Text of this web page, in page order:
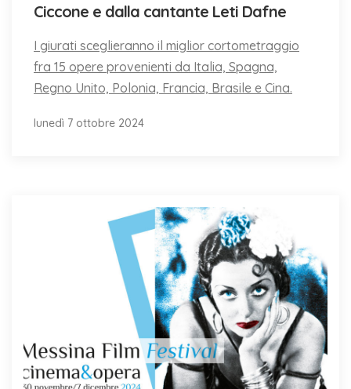
Ciccone e dalla cantante Leti Dafne
I giurati sceglieranno il miglior cortometraggio
fra 15 opere provenienti da Italia, Spagna,
Regno Unito, Polonia, Francia, Brasile e Cina.
lunedì 7 ottobre 2024